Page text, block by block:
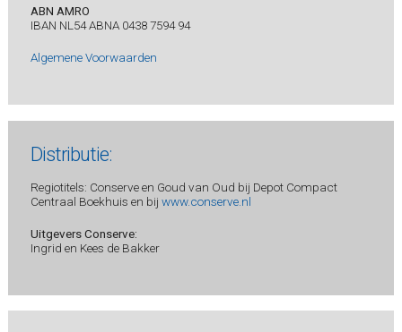
ABN AMRO
IBAN NL54 ABNA 0438 7594 94
Algemene Voorwaarden
Distributie:
Regiotitels: Conserve en Goud van Oud bij Depot Compact
Centraal Boekhuis en bij www.conserve.nl
Uitgevers Conserve:
Ingrid en Kees de Bakker